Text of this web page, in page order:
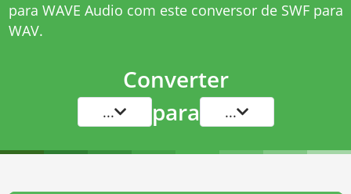
para WAVE Audio com este conversor de SWF para
WAV.
Converter
... para ...